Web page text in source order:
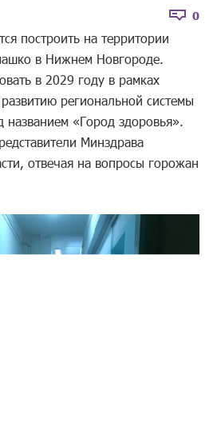
0
построить на территории
в Нижнем Новгороде.
в 2029 году в рамках
региональной системы
названием «Город здоровья».
Минздрава
отвечая на вопросы горожан